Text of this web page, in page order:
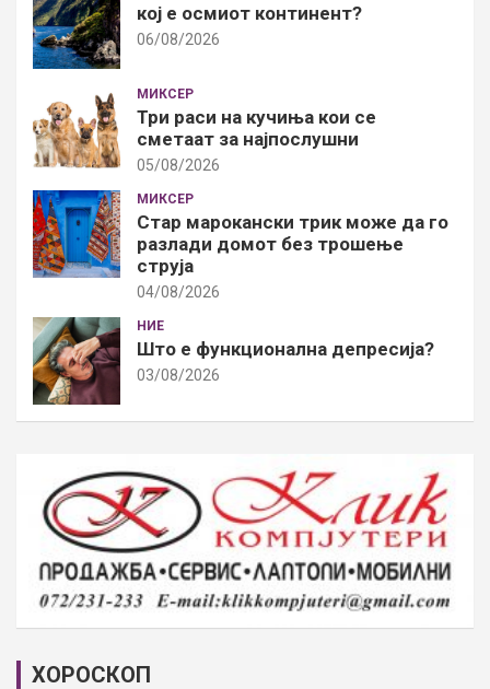
кој е осмиот континент?
06/08/2026
МИКСЕР
Три раси на кучиња кои се
сметаат за најпослушни
05/08/2026
МИКСЕР
Стар марокански трик може да го
разлади домот без трошење
струја
04/08/2026
НИЕ
Што е функционална депресија?
03/08/2026
ХОРОСКОП